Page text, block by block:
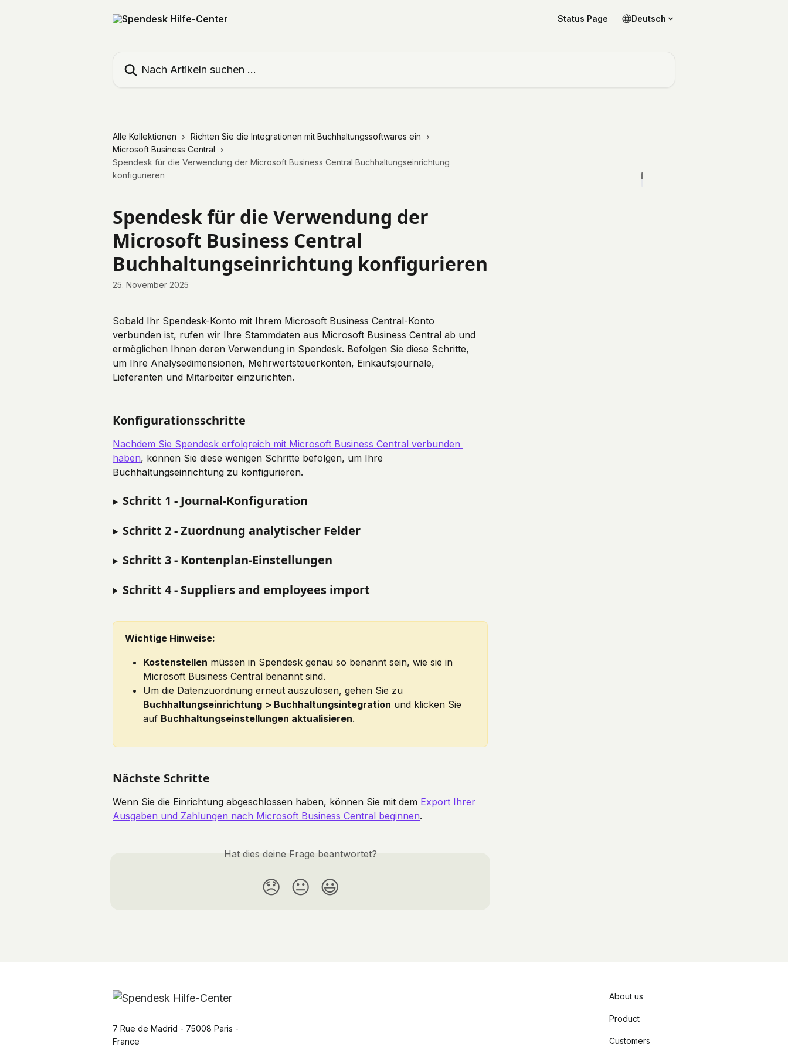
Status Page Deutsch
Alle Kollektionen
Richten Sie die Integrationen mit Buchhaltungssoftwares ein
Microsoft Business Central
Spendesk für die Verwendung der Microsoft Business Central Buchhaltungseinrichtung
konfigurieren
Spendesk für die Verwendung der
Microsoft Business Central
Buchhaltungseinrichtung konfigurieren
25. November 2025
Sobald Ihr Spendesk-Konto mit Ihrem Microsoft Business Central-Konto
verbunden ist, rufen wir Ihre Stammdaten aus Microsoft Business Central ab und
ermöglichen Ihnen deren Verwendung in Spendesk. Befolgen Sie diese Schritte,
um Ihre Analysedimensionen, Mehrwertsteuerkonten, Einkaufsjournale,
Lieferanten und Mitarbeiter einzurichten.
Konfigurationsschritte
Nachdem Sie Spendesk erfolgreich mit Microsoft Business Central verbunden
haben, können Sie diese wenigen Schritte befolgen, um Ihre
Buchhaltungseinrichtung zu konfigurieren.
Schritt 1 - Journal-Konfiguration
Schritt 2 - Zuordnung analytischer Felder
Schritt 3 - Kontenplan-Einstellungen
Schritt 4 - Suppliers and employees import
Wichtige Hinweise:
Kostenstellen müssen in Spendesk genau so benannt sein, wie sie in
Microsoft Business Central benannt sind.
Um die Datenzuordnung erneut auszulösen, gehen Sie zu
Buchhaltungseinrichtung > Buchhaltungsintegration und klicken Sie
auf Buchhaltungseinstellungen aktualisieren.
Nächste Schritte
Wenn Sie die Einrichtung abgeschlossen haben, können Sie mit dem Export Ihrer
Ausgaben und Zahlungen nach Microsoft Business Central beginnen.
Hat dies deine Frage beantwortet?
😞 😐 😃
7 Rue de Madrid - 75008 Paris -
France
About us
Product
Customers